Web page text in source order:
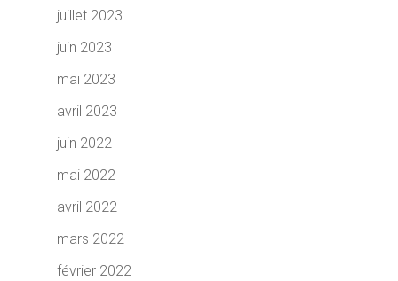
juillet 2023
juin 2023
mai 2023
avril 2023
juin 2022
mai 2022
avril 2022
mars 2022
février 2022